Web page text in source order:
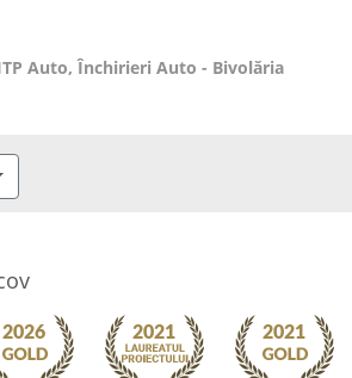
Auto, Închirieri Auto - Bivolăria